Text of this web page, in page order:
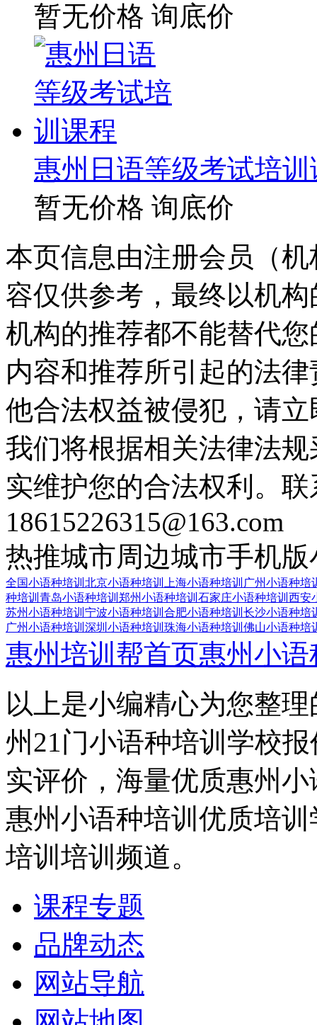
暂无价格 询底价
惠州日语等级考试培训
暂无价格 询底价
本页信息由注册会员（
容仅供参考，最终以机
机构的推荐都不能替代
内容和推荐所引起的法
他合法权益被侵犯，请
我们将根据相关法律法
实维护您的合法权利。
18615226315@163.com
热推城市周边城市手机版
全国小语种培训 北京小语种培训 上海小语种培训 广州小语种培
种培训 青岛小语种培训 郑州小语种培训 石家庄小语种培训 西安
苏州小语种培训 宁波小语种培训 合肥小语种培训 长沙小语种培
广州小语种培训 深圳小语种培训 珠海小语种培训 佛山小语种培
惠州培训帮首页惠州小
以上是小编精心为您整
州21门小语种培训学校
实评价，海量优质惠州
惠州小语种培训优质培
培训培训频道。
课程专题
品牌动态
网站导航